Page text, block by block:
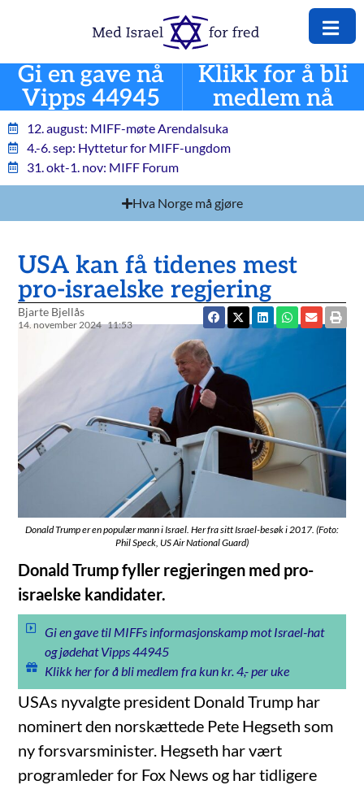
Gi en gave nå
Vipps 44945
Klikk for å bli
medlem nå
12. august: MIFF-møte Arendalsuka
4.-6. sep: Hyttetur for MIFF-ungdom
31. okt-1. nov: MIFF Forum
Hva Norge må gjøre
USA kan få tidenes mest
pro-israelske regjering
Bjarte Bjellås
14. november 2024 11:53
Donald Trump er en populær mann i Israel. Her fra sitt Israel-besøk i 2017. (Foto:
Phil Speck, US Air National Guard)
Donald Trump fyller regjeringen med pro-
israelske kandidater.
Gi en gave til MIFFs informasjonskamp mot Israel-hat
og jødehat Vipps 44945
Klikk her for å bli medlem fra kun kr. 4,- per uke
USAs nyvalgte president Donald Trump har
nominert den norskættede Pete Hegseth som
ny forsvarsminister. Hegseth har vært
programleder for Fox News og har tidligere